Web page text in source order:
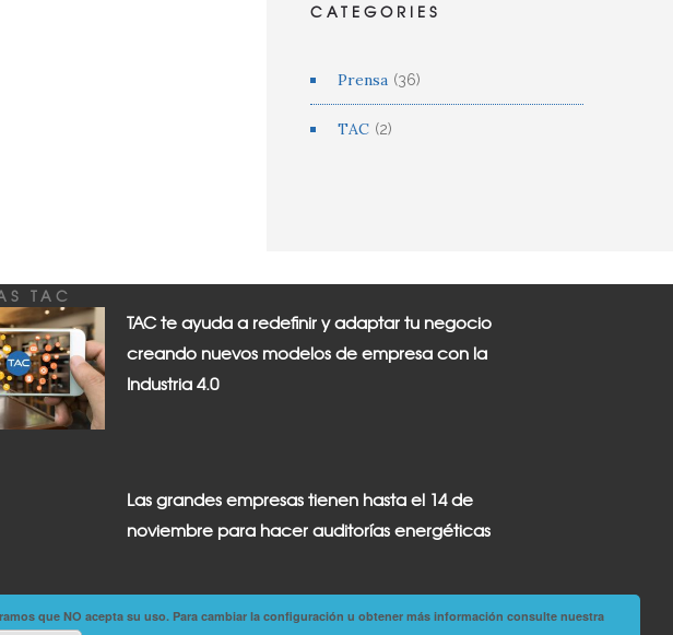
CATEGORIES
Prensa (36)
TAC (2)
TAC
TAC te ayuda a redefinir y adaptar tu negocio
creando nuevos modelos de empresa con la
Industria 4.0
Las grandes empresas tienen hasta el 14 de
noviembre para hacer auditorías energéticas
que NO acepta su uso. Para cambiar la configuración u obtener más información consulte nuestra